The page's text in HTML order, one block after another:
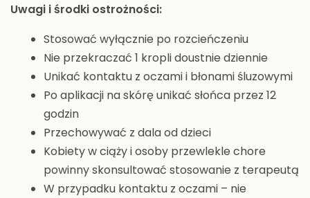
Uwagi i środki ostrożności:
Stosować wyłącznie po rozcieńczeniu
Nie przekraczać 1 kropli doustnie dziennie
Unikać kontaktu z oczami i błonami śluzowymi
Po aplikacji na skórę unikać słońca przez 12
godzin
Przechowywać z dala od dzieci
Kobiety w ciąży i osoby przewlekle chore
powinny skonsultować stosowanie z terapeutą
W przypadku kontaktu z oczami – nie